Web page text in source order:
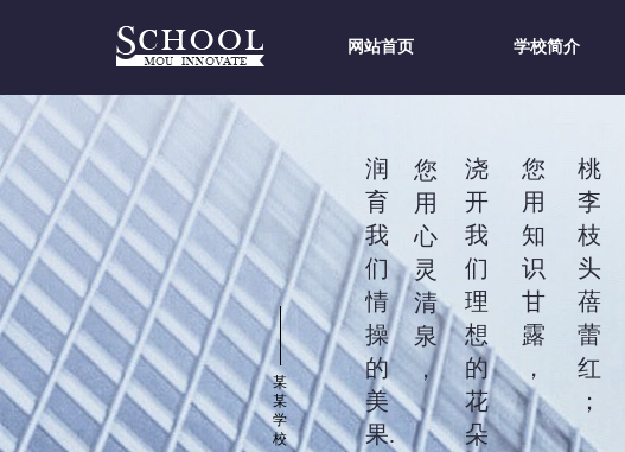
网站首页 学校简介
桃
李
枝
头
蓓
蕾
红
；
您
用
知
识
甘
露
，
润
育
我
们
情
操
的
美
果.
浇
开
我
们
理
想
的
花
朵
您
用
心
灵
清
泉
，
某
某
学
校